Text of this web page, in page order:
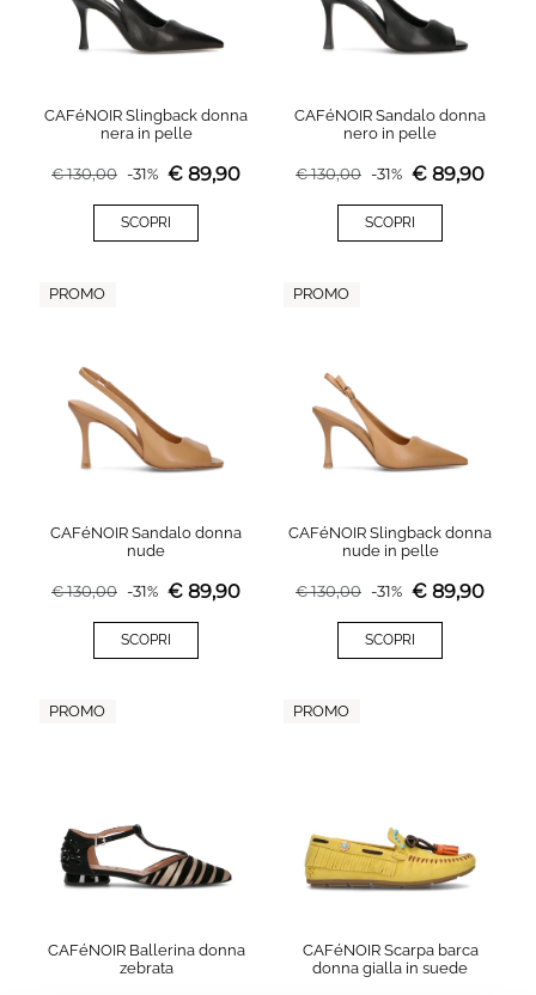
CAFéNOIR Slingback donna
nera in pelle
€130,00 -31% € 89,90
SCOPRI
CAFéNOIR Sandalo donna
nero in pelle
€130,00 -31% € 89,90
SCOPRI
PROMO
CAFéNOIR Sandalo donna
nude
€130,00 -31% € 89,90
SCOPRI
PROMO
CAFéNOIR Slingback donna
nude in pelle
€130,00 -31% € 89,90
SCOPRI
PROMO
CAFéNOIR Ballerina donna
zebrata
PROMO
CAFéNOIR Scarpa barca
donna gialla in suede